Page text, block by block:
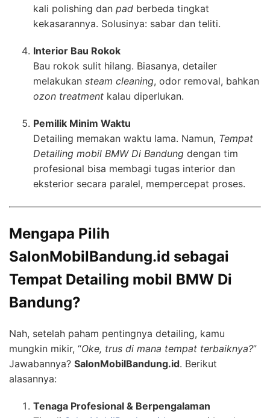
kali polishing dan pad berbeda tingkat
kekasarannya. Solusinya: sabar dan teliti.
Interior Bau Rokok
Bau rokok sulit hilang. Biasanya, detailer
melakukan steam cleaning, odor removal, bahkan
ozon treatment kalau diperlukan.
Pemilik Minim Waktu
Detailing memakan waktu lama. Namun, Tempat
Detailing mobil BMW Di Bandung dengan tim
profesional bisa membagi tugas interior dan
eksterior secara paralel, mempercepat proses.
Mengapa Pilih
SalonMobilBandung.id sebagai
Tempat Detailing mobil BMW Di
Bandung?
Nah, setelah paham pentingnya detailing, kamu
mungkin mikir, “Oke, trus di mana tempat terbaiknya?”
Jawabannya? SalonMobilBandung.id. Berikut
alasannya:
Tenaga Profesional & Berpengalaman